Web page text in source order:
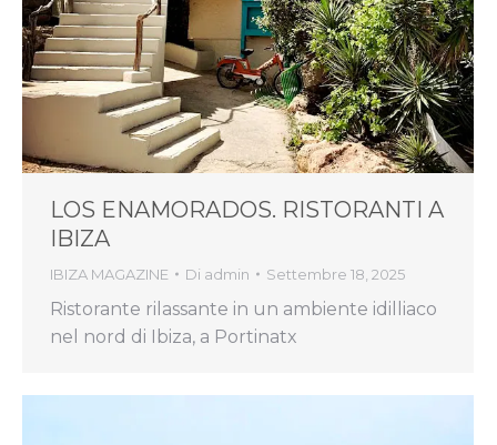
LOS ENAMORADOS. RISTORANTI A
IBIZA
IBIZA MAGAZINE Di admin Settembre 18, 2025
Ristorante rilassante in un ambiente idilliaco
nel nord di Ibiza, a Portinatx